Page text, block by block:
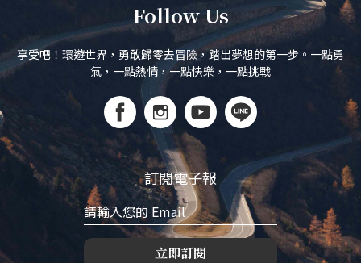
Follow Us
享受吧！環遊世界，勇敢歸零去冒險，踏出夢想的第一步。一點勇
氣，一點熱情，一點快樂，一點挑戰
訂閱電子報
立即訂閱